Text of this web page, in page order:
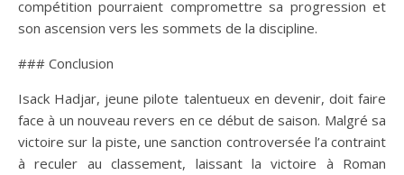
compétition pourraient compromettre sa progression et
son ascension vers les sommets de la discipline.
### Conclusion
Isack Hadjar, jeune pilote talentueux en devenir, doit faire
face à un nouveau revers en ce début de saison. Malgré sa
victoire sur la piste, une sanction controversée l’a contraint
à reculer au classement, laissant la victoire à Roman